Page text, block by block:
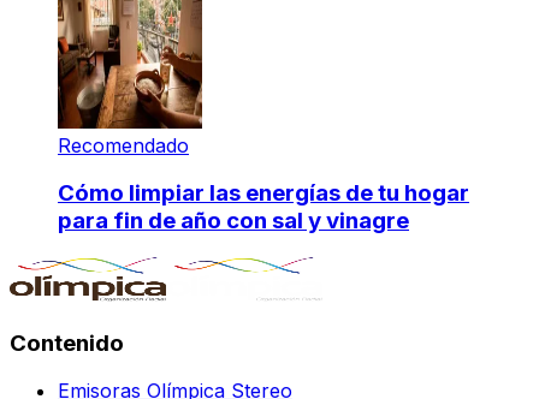
Recomendado
Cómo limpiar las energías de tu hogar
para fin de año con sal y vinagre
Contenido
Emisoras Olímpica Stereo